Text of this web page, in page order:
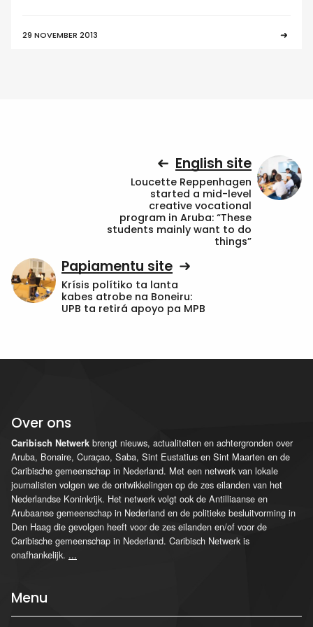
29 NOVEMBER 2013
English site
Loucette Reppenhagen
started a mid-level
creative vocational
program in Aruba: “These
students mainly want to do
things”
Papiamentu site
Krísis polítiko ta lanta
kabes atrobe na Boneiru:
UPB ta retirá apoyo pa MPB
Over ons
Caribisch Netwerk brengt nieuws, actualiteiten en achtergronden over
Aruba, Bonaire, Curaçao, Saba, Sint Eustatius en Sint Maarten en de
Caribische gemeenschap in Nederland. Met een netwerk van lokale
journalisten volgen we de ontwikkelingen op de zes eilanden van het
Nederlandse Koninkrijk. Het netwerk volgt ook de Antilliaanse en
Arubaanse gemeenschap in Nederland en de politieke besluitvorming in
Den Haag die gevolgen heeft voor de zes eilanden en/of voor de
Caribische gemeenschap in Nederland. Caribisch Netwerk is
onafhankelijk. ...
Menu